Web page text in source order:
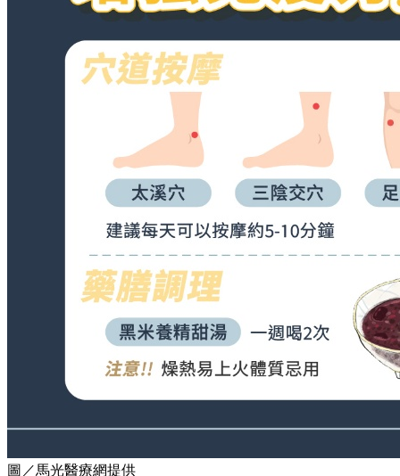
圖／馬光醫療網提供